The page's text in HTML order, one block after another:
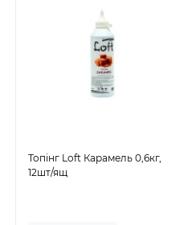
Топінг Loft Карамель 0,6кг,
12шт/ящ